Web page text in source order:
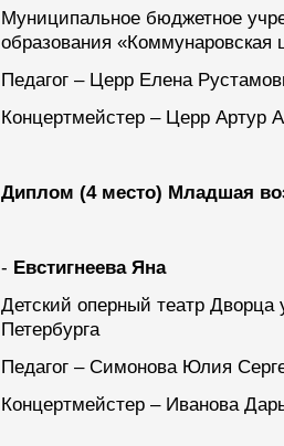
Муниципальное бюджетное
образования «Коммунаровская
Педагог – Церр Елена
Концертмейстер – Церр Артур
Диплом (4 место) Младшая
- Евстигнеева Яна
Детский оперный театр
Петербурга
Педагог – Симонова Юлия
Концертмейстер – Иванова